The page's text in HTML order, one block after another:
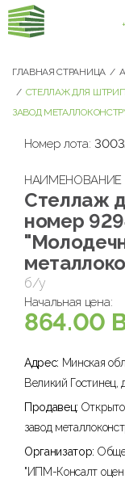
ГЛАВНАЯ СТРАНИЦА
СТЕЛЛАЖ ДЛЯ
ЗАВОД
Номер лота:
НАИМЕНОВАНИЕ
Стеллаж
номер
б/у
Начальная цена:
864.00
Адрес: Минская
Великий Гостинец,
Продавец:
завод
Организатор:
"ИПМ-Консалт